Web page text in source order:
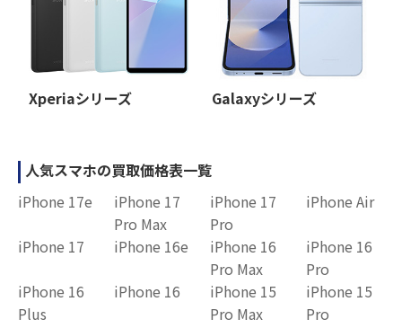
Xperiaシリーズ Galaxyシリーズ
人気スマホの買取価格表一覧
iPhone 17e
iPhone 17
Pro Max
iPhone 17
Pro
iPhone Air
iPhone 17 iPhone 16e
iPhone 16
Pro Max
iPhone 16
Pro
iPhone 16
Plus
iPhone 16
iPhone 15
Pro Max
iPhone 15
Pro